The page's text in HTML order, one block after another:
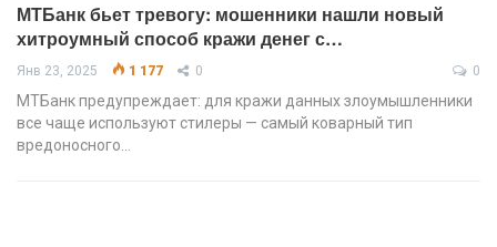
МТБанк бьет тревогу: мошенники нашли новый
хитроумный способ кражи денег с…
Янв 23, 2025 1 177 0 0
МТБанк предупреждает: для кражи данных злоумышленники
все чаще используют стилеры — самый коварный тип
вредоносного…